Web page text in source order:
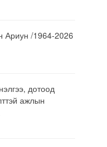
/1964-2026
дотоод
ажлын